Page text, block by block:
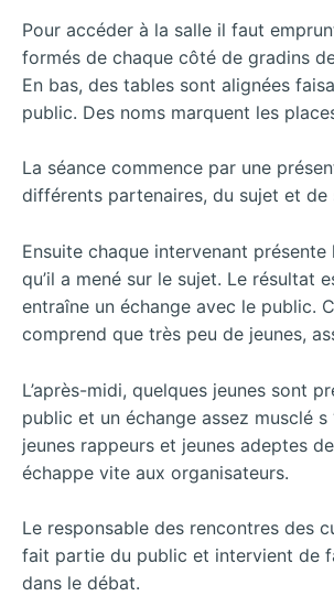
Pour accéder à la salle il faut
formés de chaque côté de gradins
En bas, des tables sont alignées
public. Des noms marquent les
La séance commence par une
différents partenaires, du sujet et de
Ensuite chaque intervenant présente
qu’il a mené sur le sujet. Le résultat
entraîne un échange avec le public.
comprend que très peu de jeunes,
L’après-midi, quelques jeunes sont
public et un échange assez musclé s
jeunes rappeurs et jeunes adeptes
échappe vite aux organisateurs.
Le responsable des rencontres des
fait partie du public et intervient de
dans le débat.